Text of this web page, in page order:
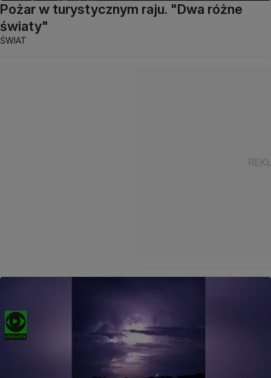
Pożar w turystycznym raju. "Dwa różne
światy"
ŚWIAT